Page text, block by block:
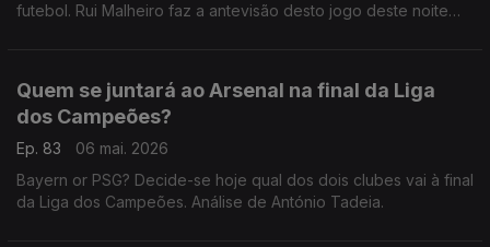
futebol. Rui Malheiro faz a antevisão desto jogo deste noite
Quem se juntará ao Arsenal na final da Liga
dos Campeões?
Ep. 83
06 mai. 2026
Bayern or PSG? Decide-se hoje qual dos dois clubes vai à final
da Liga dos Campeões. Análise de António Tadeia.